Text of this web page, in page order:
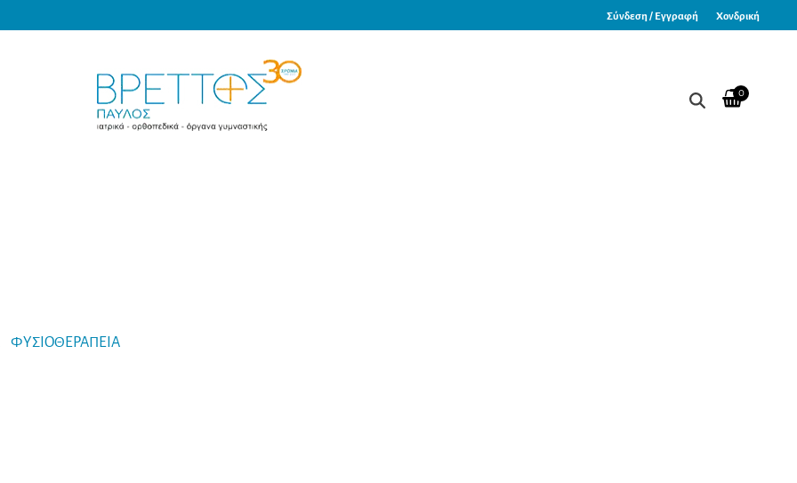
Σύνδεση / Εγγραφή Χονδρική
0
ΦΥΣΙΟΘΕΡΑΠΕΙΑ